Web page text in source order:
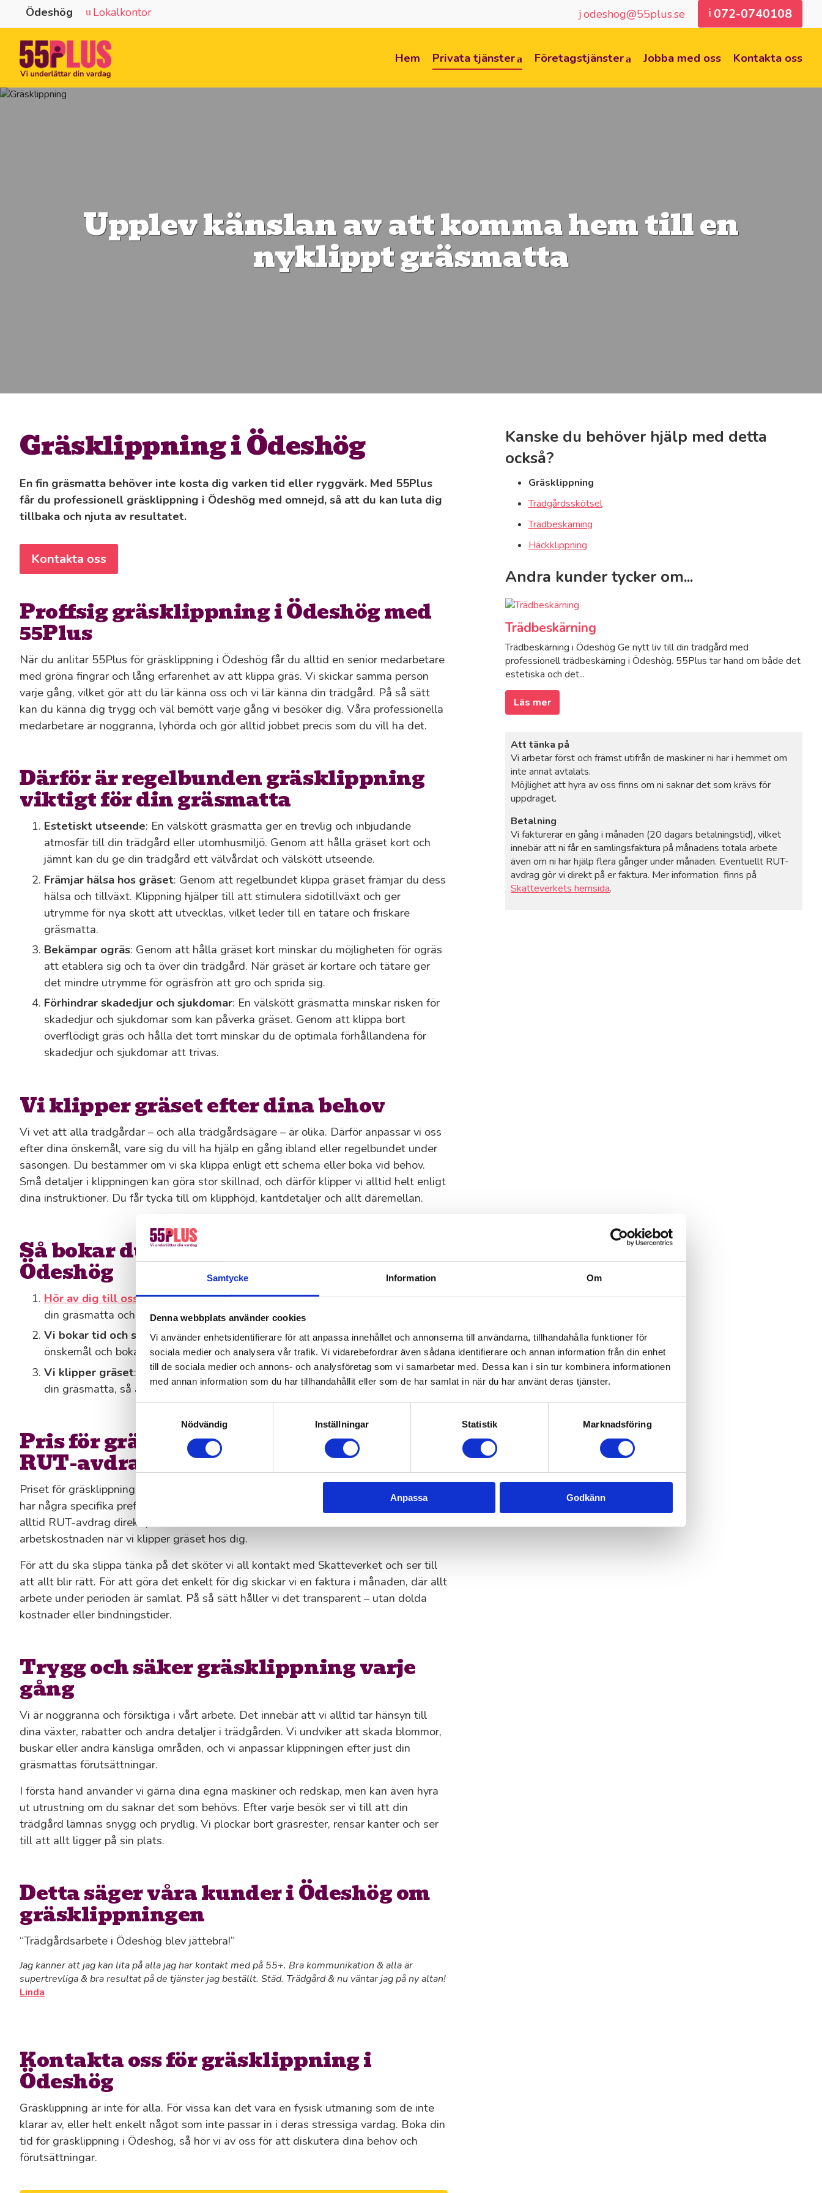
Samtycke Information Om
Denna webbplats använder cookies
Vi använder enhetsidentifierare för att anpassa innehållet och annonserna till användarna, tillhandahålla funktioner för
sociala medier och analysera vår trafik. Vi vidarebefordrar även sådana identifierare och annan information från din enhet
till de sociala medier och annons- och analysföretag som vi samarbetar med. Dessa kan i sin tur kombinera informationen
med annan information som du har tillhandahållit eller som de har samlat in när du har använt deras tjänster.
Nödvändig
Inställningar Statistik Marknadsföring
Anpassa Godkänn
Ödeshög Lokalkontor odeshog@55plus.se 072-0740108
Hem Privata tjänster Företagstjänster Jobba med oss Kontakta oss
Upplev känslan av att komma hem till en
nyklippt gräsmatta
Gräsklippning i Ödeshög
En fin gräsmatta behöver inte kosta dig varken tid eller ryggvärk. Med 55Plus
får du professionell gräsklippning i Ödeshög med omnejd, så att du kan luta dig
tillbaka och njuta av resultatet.
Kontakta oss
Proffsig gräsklippning i Ödeshög med
55Plus
När du anlitar 55Plus för gräsklippning i Ödeshög får du alltid en senior medarbetare
med gröna fingrar och lång erfarenhet av att klippa gräs. Vi skickar samma person
varje gång, vilket gör att du lär känna oss och vi lär känna din trädgård. På så sätt
kan du känna dig trygg och väl bemött varje gång vi besöker dig. Våra professionella
medarbetare är noggranna, lyhörda och gör alltid jobbet precis som du vill ha det.
Därför är regelbunden gräsklippning
viktigt för din gräsmatta
Estetiskt utseende: En välskött gräsmatta ger en trevlig och inbjudande
atmosfär till din trädgård eller utomhusmiljö. Genom att hålla gräset kort och
jämnt kan du ge din trädgård ett välvårdat och välskött utseende.
Främjar hälsa hos gräset: Genom att regelbundet klippa gräset främjar du dess
hälsa och tillväxt. Klippning hjälper till att stimulera sidotillväxt och ger
utrymme för nya skott att utvecklas, vilket leder till en tätare och friskare
gräsmatta.
Bekämpar ogräs: Genom att hålla gräset kort minskar du möjligheten för ogräs
att etablera sig och ta över din trädgård. När gräset är kortare och tätare ger
det mindre utrymme för ogräsfrön att gro och sprida sig.
Förhindrar skadedjur och sjukdomar: En välskött gräsmatta minskar risken för
skadedjur och sjukdomar som kan påverka gräset. Genom att klippa bort
överflödigt gräs och hålla det torrt minskar du de optimala förhållandena för
skadedjur och sjukdomar att trivas.
Vi klipper gräset efter dina behov
Vi vet att alla trädgårdar – och alla trädgårdsägare – är olika. Därför anpassar vi oss
efter dina önskemål, vare sig du vill ha hjälp en gång ibland eller regelbundet under
säsongen. Du bestämmer om vi ska klippa enligt ett schema eller boka vid behov.
Små detaljer i klippningen kan göra stor skillnad, och därför klipper vi alltid helt enligt
dina instruktioner. Du får tycka till om klipphöjd, kantdetaljer och allt däremellan.
Så bokar du gräsklippning av oss i
Ödeshög
Hör av dig till oss: Ring, mejla eller fyll i vårt kontaktformulär för att berätta om
din gräsmatta och vad du behöver hjälp med.
Vi bokar tid och skickar en offert: Vi återkommer snabbt, går igenom dina
önskemål och bokar in en tid som passar oss båda.
Vi klipper gräset: En av våra medarbetare i Ödeshög besöker dig och klipper
din gräsmatta, så att du slipper att tänka på det.
Pris för gräsklippning i Ödeshög –
RUT-avdrag ger halva priset
Priset för gräsklippning i Ödeshög påverkas av hur stor din gräsmatta är och om du
har några specifika preferenser för hur klippningen ska göras. Som privatperson får du
alltid RUT-avdrag direkt på fakturan, vilket innebär att du bara betalar halva
arbetskostnaden när vi klipper gräset hos dig.
För att du ska slippa tänka på det sköter vi all kontakt med Skatteverket och ser till
att allt blir rätt. För att göra det enkelt för dig skickar vi en faktura i månaden, där allt
arbete under perioden är samlat. På så sätt håller vi det transparent – utan dolda
kostnader eller bindningstider.
Trygg och säker gräsklippning varje
gång
Vi är noggranna och försiktiga i vårt arbete. Det innebär att vi alltid tar hänsyn till
dina växter, rabatter och andra detaljer i trädgården. Vi undviker att skada blommor,
buskar eller andra känsliga områden, och vi anpassar klippningen efter just din
gräsmattas förutsättningar.
I första hand använder vi gärna dina egna maskiner och redskap, men kan även hyra
ut utrustning om du saknar det som behövs. Efter varje besök ser vi till att din
trädgård lämnas snygg och prydlig. Vi plockar bort gräsrester, rensar kanter och ser
till att allt ligger på sin plats.
Detta säger våra kunder i Ödeshög om
gräsklippningen
“Trädgårdsarbete i Ödeshög blev jättebra!”
Jag känner att jag kan lita på alla jag har kontakt med på 55+. Bra kommunikation & alla är
supertrevliga & bra resultat på de tjänster jag beställt. Städ. Trädgård & nu väntar jag på ny altan!
Linda
Kontakta oss för gräsklippning i
Ödeshög
Gräsklippning är inte för alla. För vissa kan det vara en fysisk utmaning som de inte
klarar av, eller helt enkelt något som inte passar in i deras stressiga vardag. Boka din
tid för gräsklippning i Ödeshög, så hör vi av oss för att diskutera dina behov och
förutsättningar.
Kanske du behöver hjälp med detta
också?
Gräsklippning
Trädgårdsskötsel
Trädbeskärning
Häckklippning
Andra kunder tycker om...
Trädbeskärning
Trädbeskärning i Ödeshög Ge nytt liv till din trädgård med
professionell trädbeskärning i Ödeshög. 55Plus tar hand om både det
estetiska och det...
Läs mer
Att tänka på
Vi arbetar först och främst utifrån de maskiner ni har i hemmet om
inte annat avtalats.
Möjlighet att hyra av oss finns om ni saknar det som krävs för
uppdraget.
Betalning
Vi fakturerar en gång i månaden (20 dagars betalningstid), vilket
innebär att ni får en samlingsfaktura på månadens totala arbete
även om ni har hjälp flera gånger under månaden. Eventuellt RUT-
avdrag gör vi direkt på er faktura. Mer information finns på
Skatteverkets hemsida.